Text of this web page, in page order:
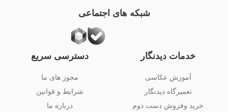
خدمات دیدنگار
آموزش عکاسی
تعمیرگاه دیدنگار
خرید وفروش دست دوم
دسترسی سریع
مجوز های ما
شرایط و قوانین
درباره ما
شبکه های اجتماعی